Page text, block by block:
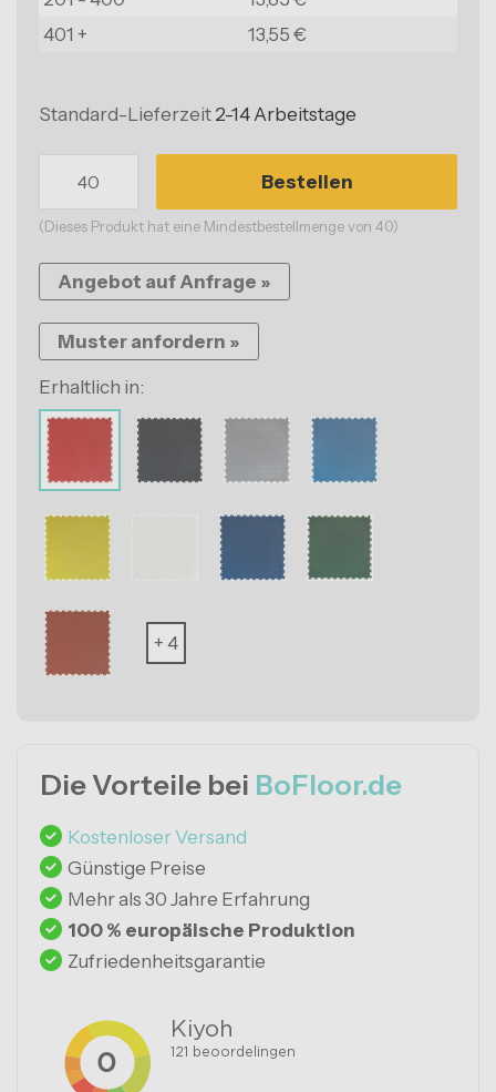
401 +
13,55 €
Standard-Lieferzeit 2-14 Arbeitstage
Bestellen
(Dieses Produkt hat eine Mindestbestellmenge von 40)
Angebot auf Anfrage »
Muster anfordern »
Erhaltlich in:
+ 4
Die Vorteile bei BoFloor.de
Kostenloser Versand
Günstige Preise
Mehr als 30 Jahre Erfahrung
100 % europäische Produktion
Zufriedenheitsgarantie
Vorzeltplatten
Nicht sicher welcher Boden?
Unsere Fachspezialisten helfen Ihnen gerne.